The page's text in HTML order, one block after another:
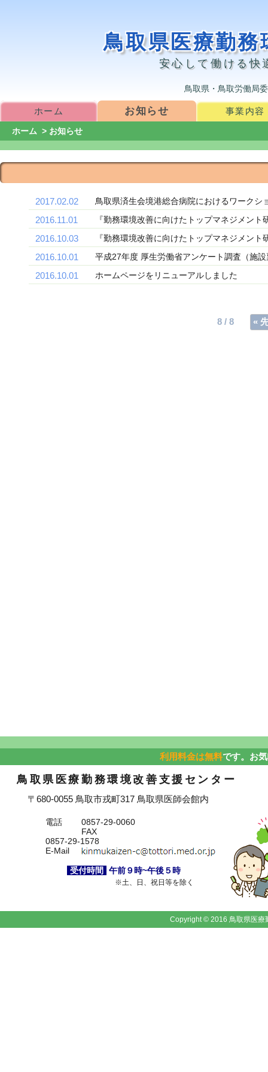
鳥取県医療勤
安心して働ける快
鳥取県・鳥取労働局
ホーム お知らせ 事業内容
ホーム > お知らせ
2017.02.02 鳥取県済生会境港総合病院におけるワークシ
2016.11.01 『勤務環境改善に向けたトップマネジメント
2016.10.03 『勤務環境改善に向けたトップマネジメント
2016.10.01 平成27年度 厚生労働省アンケート調査（施
2016.10.01 ホームページをリニューアルしました
8 / 8 «
利用料金は無料です。お
鳥取県医療勤務環境改善支援センター
〒680-0055 鳥取市戎町317 鳥取県医師会館内
電話
0857-29-0060
FAX
0857-29-1578
E-Mail
受付時間 午前９時~午後５時
※土、日、祝日等を除く
Copyright © 2016 鳥取県医療